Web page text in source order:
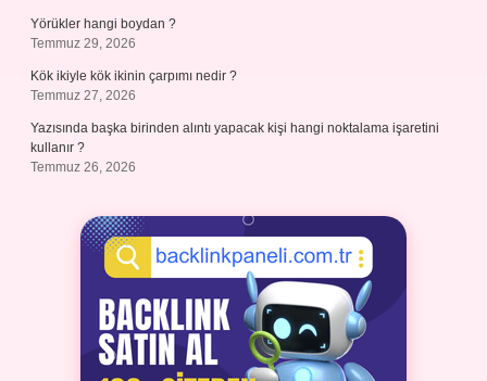
Yörükler hangi boydan ?
Temmuz 29, 2026
Kök ikiyle kök ikinin çarpımı nedir ?
Temmuz 27, 2026
Yazısında başka birinden alıntı yapacak kişi hangi noktalama işaretini
kullanır ?
Temmuz 26, 2026